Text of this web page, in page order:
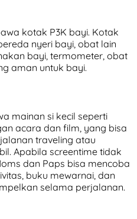
kotak P3K bayi. Kotak
nyeri bayi, obat lain
bayi, termometer, obat
aman untuk bayi.
mainan si kecil seperti
acara dan film, yang bisa
traveling atau
Apabila screentime tidak
dan Paps bisa mencoba
buku mewarnai, dan
selama perjalanan.